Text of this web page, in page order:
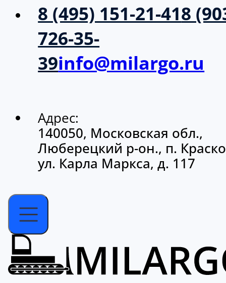
8 (495) 151-21-418
726-35-
39info@milargo.ru
Адрес:
140050, Московская обл.,
Люберецкий р-он., п.
ул. Карла Маркса, д. 117